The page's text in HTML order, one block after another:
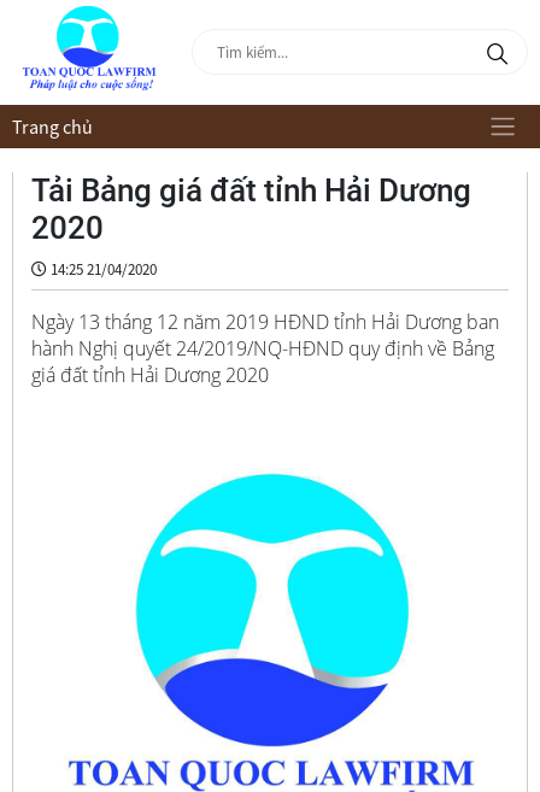
Trang chủ
Tải Bảng giá đất tỉnh Hải Dương
2020
14:25 21/04/2020
Ngày 13 tháng 12 năm 2019 HĐND tỉnh Hải Dương ban
hành Nghị quyết 24/2019/NQ-HĐND quy định về Bảng
giá đất tỉnh Hải Dương 2020